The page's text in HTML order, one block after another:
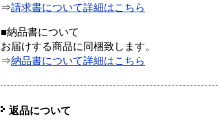
⇒請求書について詳細はこちら
■納品書について
お届けする商品に同梱致します。
⇒納品書について詳細はこちら
返品について